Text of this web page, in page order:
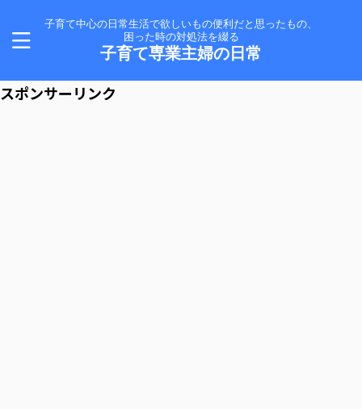
子育て中心の日常生活で欲しいもの便利だと思ったもの、
困った時の対処法を綴る
子育て専業主婦の日常
スポンサーリンク